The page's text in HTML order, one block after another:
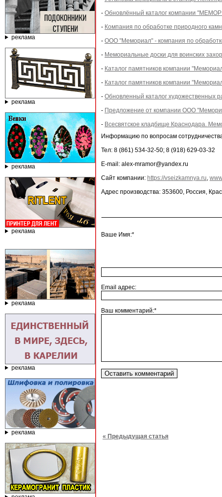
реклама
реклама
реклама
реклама
реклама
реклама
реклама
- Обновлённый каталог компании
- Компания по обработке природного
- ООО "Мемориал" - компания по
- Мемориальные доски для воинских
- Каталог памятников компании
- Каталог памятников компании
- Обновленный каталог художественных
- Предложение от компании ООО
- Всесвятское кладбище Краснодара.
Информацию по вопросам
Тел: 8 (861) 534-32-50; 8 (918) 629-03-32
E-mail: alex-mramor@yandex.ru
Сайт компании: https://vseizkamnya.ru,
Адрес производства: 353600, Россия,
Ваше Имя:*
Email адрес:
Ваш комментарий:*
« Предыдущая статья